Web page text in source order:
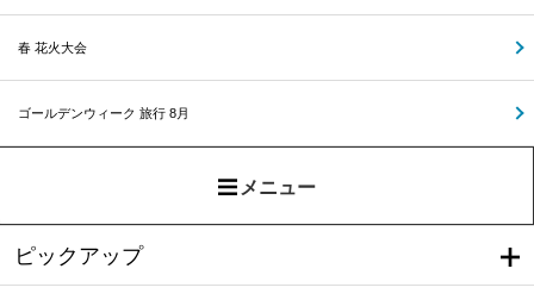
春 花火大会
ゴールデンウィーク 旅行 8月
メニュー
ピックアップ